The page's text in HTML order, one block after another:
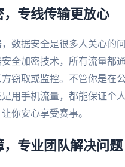
，专线传输更放心
数据安全是很多人关心的问
全加密技术，所有流量都
窃取或监控。不管你是在
用手机流量，都能保证个
你安心享受赛事。
，专业团队解决问题